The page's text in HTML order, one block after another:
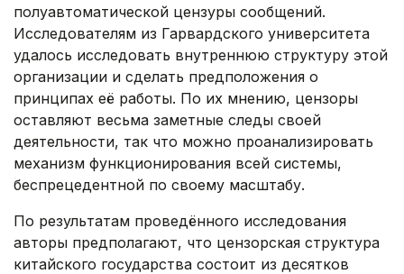
полуавтоматической цензуры сообщений.
Исследователям из Гарвардского университета
удалось исследовать внутреннюю структуру этой
организации и сделать предположения о
принципах её работы. По их мнению, цензоры
оставляют весьма заметные следы своей
деятельности, так что можно проанализировать
механизм функционирования всей системы,
беспрецедентной по своему масштабу.
По результатам проведённого исследования
авторы предполагают, что цензорская структура
китайского государства состоит из десятков